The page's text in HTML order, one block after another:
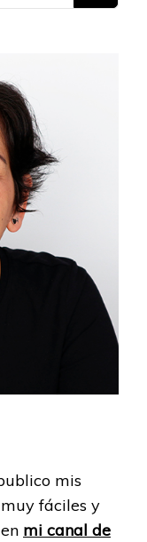
mis
fáciles y
mi canal de